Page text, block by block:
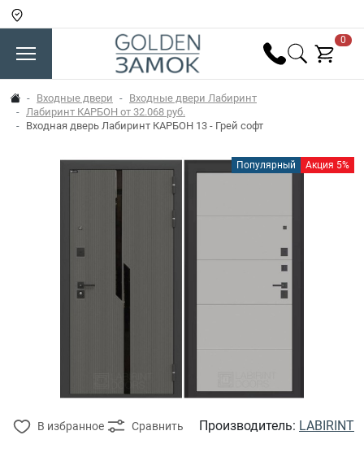
0
Входные двери
Входные двери Лабиринт
Лабиринт КАРБОН от 32.068 руб.
Входная дверь Лабиринт КАРБОН 13 - Грей софт
Популярный Акция 5%
В избранное Сравнить Производитель: LABIRINT